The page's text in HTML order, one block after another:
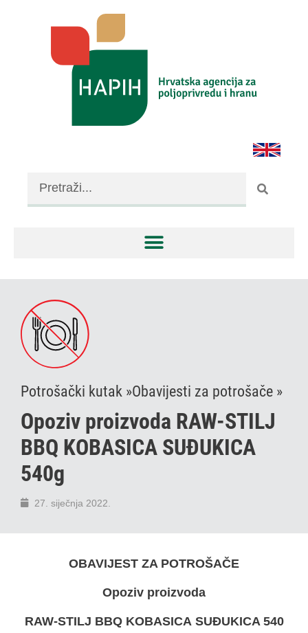
Potrošački kutak »Obavijesti za potrošače »
Opoziv proizvoda RAW-STILJ
BBQ KOBASICA SUĐUKICA
540g
27. siječnja 2022.
OBAVIJEST ZA POTROŠAČE
Opoziv proizvoda
RAW-STILJ BBQ KOBASICA SUĐUKICA 540